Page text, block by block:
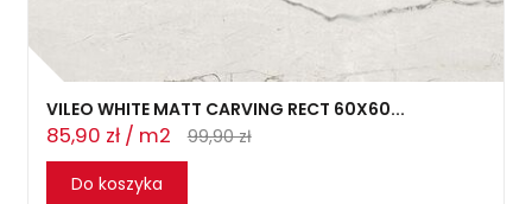
VILEO WHITE MATT CARVING RECT 60X60...
85,90 zł / m2
99,90 zł
Do koszyka